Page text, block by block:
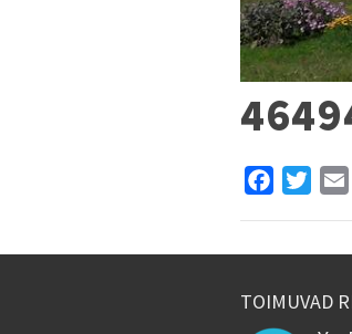
Facebook
TOIMUVAD